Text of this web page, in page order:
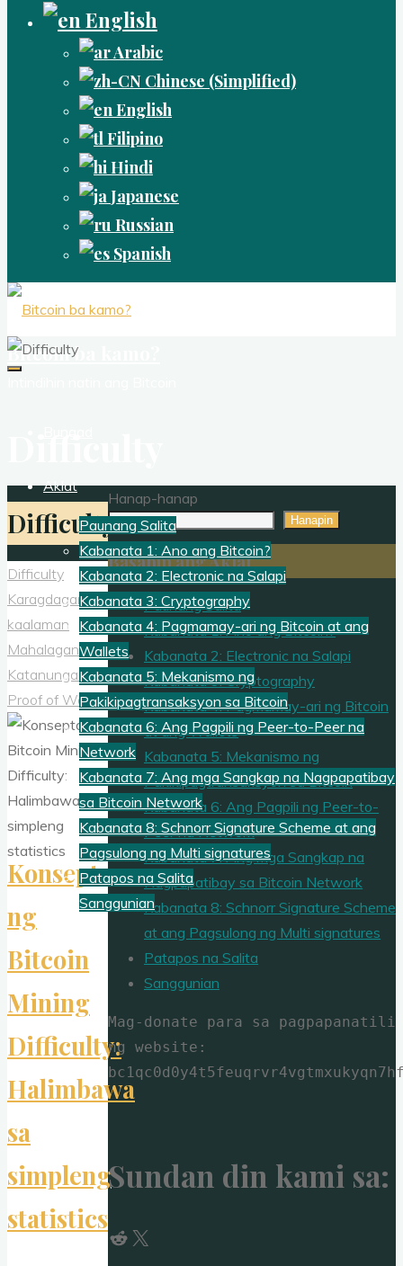
English
Arabic
Chinese (Simplified)
English
Filipino
Hindi
Japanese
Russian
Spanish
Bitcoin ba kamo?
Aklat
Paunang Salita
Kabanata 1: Ano ang Bitcoin?
Kabanata 2: Electronic na Salapi
Kabanata 3: Cryptography
Kabanata 4: Pagmamay-ari ng Bitcoin at ang
Wallets
Kabanata 5: Mekanismo ng
Pakikipagtransaksyon sa Bitcoin
Kabanata 6: Ang Pagpili ng Peer-to-Peer na
Network
Kabanata 7: Ang mga Sangkap na Nagpapatibay
sa Bitcoin Network
Kabanata 8: Schnorr Signature Scheme at ang
Pagsulong ng Multi signatures
Patapos na Salita
Sanggunian
Difficulty
Difficulty
Karagdagang
kaalaman
Mahalagang
Katanungan
Proof of Work
Konsepto
ng
Bitcoin
Mining
Difficulty:
Halimbawa
sa
simpleng
statistics
Hanap-hanap
Hanapin
Basahin ang Aklat
Paunang Salita
Kabanata 1: Ano ang Bitcoin?
Kabanata 2: Electronic na Salapi
Kabanata 3: Cryptography
Kabanata 4: Pagmamay-ari ng Bitcoin
at ang Wallets
Kabanata 5: Mekanismo ng
Pakikipagtransaksyon sa Bitcoin
Kabanata 6: Ang Pagpili ng Peer-to-
Peer na Network
Kabanata 7: Ang mga Sangkap na
Nagpapatibay sa Bitcoin Network
Kabanata 8: Schnorr Signature Scheme
at ang Pagsulong ng Multi signatures
Patapos na Salita
Sanggunian
Mag-donate para sa pagpapanatili
ng website:
Sundan din kami sa:
Reddit
X